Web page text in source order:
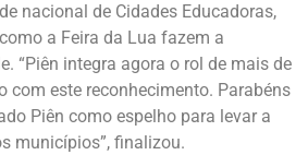
nacional de Cidades Educadoras,
a Feira da Lua fazem a
“Piên integra agora o rol de mais de
com este reconhecimento. Parabéns
Piên como espelho para levar a
municípios”, finalizou.